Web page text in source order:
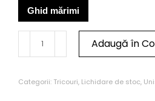
Ghid mărimi
Adaugă în
Categorii: Tricouri, Lichidare de stoc,